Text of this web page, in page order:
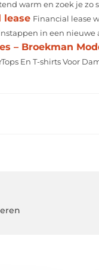
warm en zoek je zo
lease Financial lease
in een nieuwe
– Broekman
En T-shirts Voor